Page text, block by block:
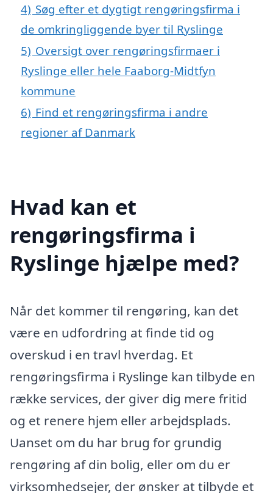
4) Søg efter et dygtigt rengøringsfirma i
de omkringliggende byer til Ryslinge
5) Oversigt over rengøringsfirmaer i
Ryslinge eller hele Faaborg-Midtfyn
kommune
6) Find et rengøringsfirma i andre
regioner af Danmark
Hvad kan et
rengøringsfirma i
Ryslinge hjælpe med?
Når det kommer til rengøring, kan det
være en udfordring at finde tid og
overskud i en travl hverdag. Et
rengøringsfirma i Ryslinge kan tilbyde en
række services, der giver dig mere fritid
og et renere hjem eller arbejdsplads.
Uanset om du har brug for grundig
rengøring af din bolig, eller om du er
virksomhedsejer, der ønsker at tilbyde et